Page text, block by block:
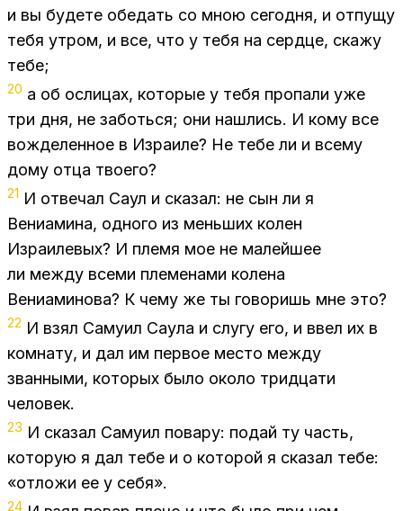
и вы бу­де­те обе­дать со мною се­год­ня, и от­пу­щу
тебя утром, и все, что у тебя на серд­це, ска­жу
тебе;
20 а об осли­цах, ко­то­рые у тебя про­па­ли уже
три дня, не за­боть­ся; они на­шлись. И кому все
во­жде­лен­ное в Из­ра­и­ле? Не тебе ли и все­му
дому отца тво­е­го?
21 И от­ве­чал Саул и ска­зал: не сын ли я
Ве­ни­а­ми­на, од­но­го из мень­ших ко­лен
Из­ра­и­ле­вых? И пле­мя мое не ма­лей­шее
ли меж­ду все­ми пле­ме­на­ми ко­ле­на
Ве­ни­а­ми­но­ва? К чему же ты го­во­ришь мне это?
22 И взял Са­му­ил Са­у­ла и слу­гу его, и ввел их в
ком­на­ту, и дал им пер­вое ме­сто меж­ду
зван­ны­ми, ко­то­рых было око­ло трид­ца­ти
че­ло­век.
23 И ска­зал Са­му­ил по­ва­ру: по­дай ту часть,
ко­то­рую я дал тебе и о ко­то­рой я ска­зал тебе:
«от­ло­жи ее у се­бя».
24